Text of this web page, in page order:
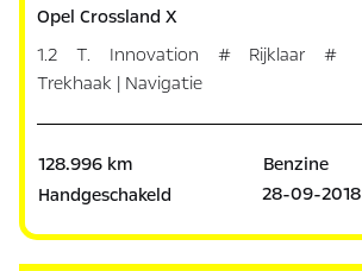
Opel Crossland X
1.2 T. Innovation # Rijklaar #
Trekhaak | Navigatie
128.996 km
Benzine
Handgeschakeld
28-09-2018